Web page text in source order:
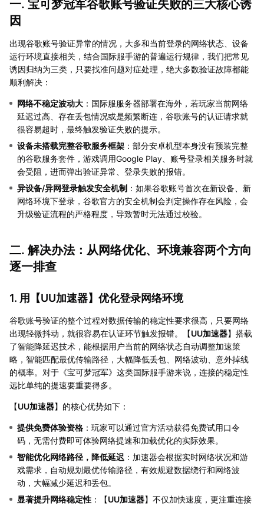
一. 宝可梦冠军谷歌账号验证失败的三大核心诱
因
出现谷歌账号验证异常的情况，大多和当前登录的网络状态、设备
运行环境直接相关，结合国际服手游的普遍运行规律，我们把常见
诱因归纳为三类，只要找准问题对症处理，绝大多数验证故障都能
顺利解决：
网络不稳定波动大 ：国际服服务器部署在海外，若玩家当前网络
延迟过高、存在丢包情况或是频繁断连，谷歌账号的认证请求就
很容易超时，最终触发验证失败的提示。
设备未搭载完整谷歌服务框架 ：部分安卓机型本身没有预装完整
的谷歌服务套件，游戏调用Google Play、账号登录相关服务时就
会受阻，进而弹出验证异常、登录失败的报错。
异设备/异网登录触发安全机制 ：如果谷歌账号首次在新设备、新
网络环境下登录，谷歌官方的安全机制会判定操作存在风险，会
升级验证流程的严格程度，导致暂时无法通过校验。
二. 解决办法：从网络优化、环境兼容两个方向
逐一排查
1. 用【UU加速器】优化登录网络环境
谷歌账号验证的整个过程对数据传输的稳定性要求很高，只要网络
出现轻微抖动，就很容易在认证环节触发报错。【UU加速器】搭载
了智能降延迟技术，能根据用户当前的网络状态自动调整加速策
略，智能匹配最优传输路径，大幅降低丢包、网络波动、意外掉线
的概率。对于《宝可梦冠军》这类国际服手游来说，连接的稳定性
远比单纯的提速要重要得多。
【UU加速器】的核心优势如下：
提供免费体验资格 ：玩家可以通过官方活动获得免费试用口令
码，无需付费即可体验网络提速和加载优化的实际效果。
智能优化网络路径，降低延迟 ：加速器会根据实时网络状况和游
戏需求，自动规划最优传输路径，有效规避数据绕行和网络波
动，大幅减少延迟和丢包。
显著提升网络稳定性 ：【UU加速器】不仅加快速度，更注重连接